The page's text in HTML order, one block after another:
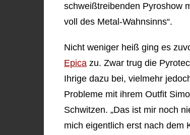
schweißtreibenden Pyroshow
voll des Metal-Wahnsinns“.
Nicht weniger heiß ging es
Epica zu. Zwar trug die
Ihrige dazu bei, vielmehr
Probleme mit ihrem Outfit
Schwitzen. „Das ist mir noch
mich eigentlich erst nach dem